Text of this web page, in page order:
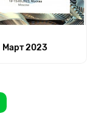
Март 2023